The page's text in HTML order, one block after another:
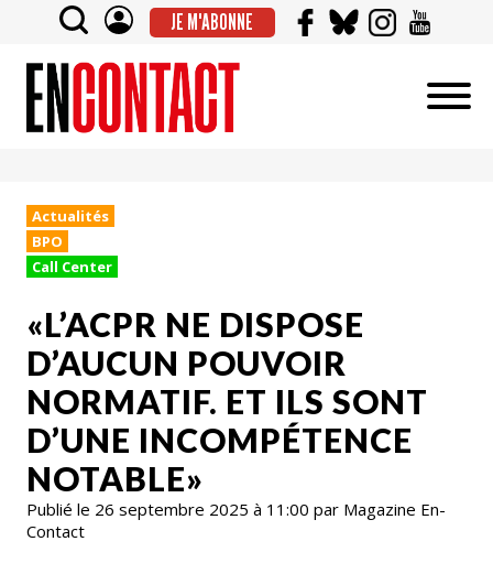
JE M'ABONNE
Actualités
BPO
Call Center
«L’ACPR NE DISPOSE
D’AUCUN POUVOIR
NORMATIF. ET ILS SONT
D’UNE INCOMPÉTENCE
NOTABLE»
Publié le 26 septembre 2025 à 11:00 par Magazine En-
Contact